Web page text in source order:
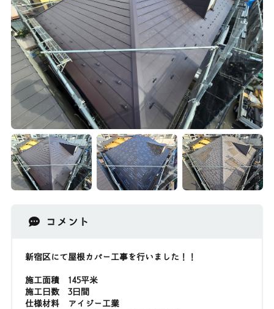
コメント
新宿区にて屋根カバー工事を行いました！！
施工面積 145平米
施工日数 3日間
仕様材料 アイジー工業